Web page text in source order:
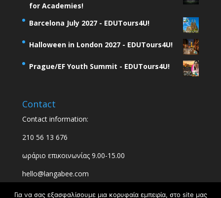
for Academies!
Barcelona July 2027 - EDUTours4U!
Halloween in London 2027 - EDUTours4U!
Prague/EF Youth Summit - EDUTours4U!
Contact
Contact information:
210 56 13 676
ωράριο επικοινωνίας 9.00-15.00
hello@langabee.com
Για να σας εξασφαλίσουμε μια κορυφαία εμπειρία, στο site μας